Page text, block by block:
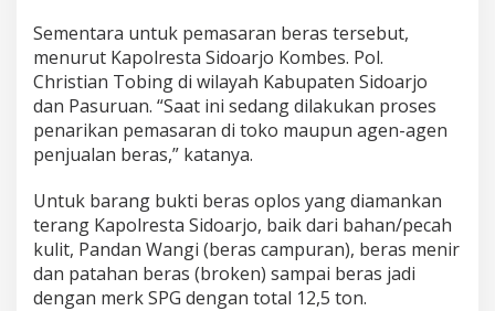
Sementara untuk pemasaran beras tersebut,
menurut Kapolresta Sidoarjo Kombes. Pol.
Christian Tobing di wilayah Kabupaten Sidoarjo
dan Pasuruan. “Saat ini sedang dilakukan proses
penarikan pemasaran di toko maupun agen-agen
penjualan beras,” katanya.
Untuk barang bukti beras oplos yang diamankan
terang Kapolresta Sidoarjo, baik dari bahan/pecah
kulit, Pandan Wangi (beras campuran), beras menir
dan patahan beras (broken) sampai beras jadi
dengan merk SPG dengan total 12,5 ton.